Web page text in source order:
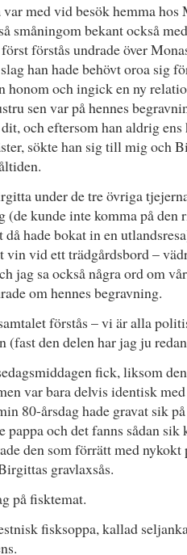
med vid besök hemma
småningom bekant också
förstås undrade över
han hade behövt oroa sig
honom och ingick en ny
sen var på hennes
och eftersom han aldrig
sökte han sig till mig och
under de tre övriga
(de kunde inte komma på den
då hade bokat in en
vid ett trädgårdsbord –
jag sa också några ord om
om hennes begravning.
förstås – vi är alla
(fast den delen har jag ju
fick, liksom
var bara delvis identisk
80-årsdag hade gravat sik
pappa och det fanns sådan
den som förrätt med
gravlaxsås.
på fisktemat.
fisksoppa, kallad